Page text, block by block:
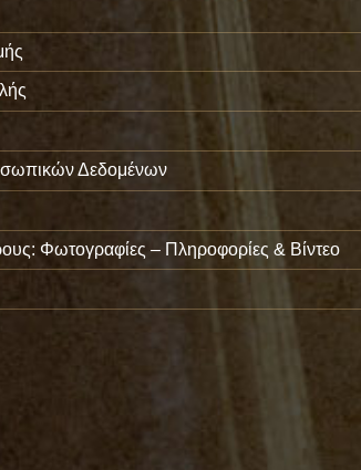
Δεδομένων
Φωτογραφίες – Πληροφορίες & Βίντεο